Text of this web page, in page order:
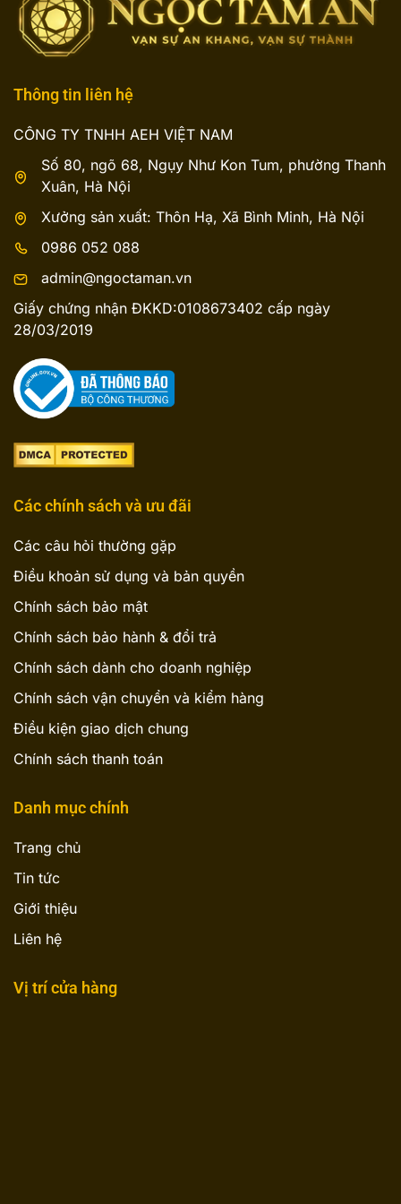
Thông tin liên hệ
CÔNG TY TNHH AEH VIỆT NAM
Số 80, ngõ 68, Ngụy Như Kon Tum, phường Thanh
Xuân, Hà Nội
Xưởng sản xuất: Thôn Hạ, Xã Bình Minh, Hà Nội
0986 052 088
admin@ngoctaman.vn
Giấy chứng nhận ĐKKD:0108673402 cấp ngày
28/03/2019
Các chính sách và ưu đãi
Các câu hỏi thường gặp
Điều khoản sử dụng và bản quyền
Chính sách bảo mật
Chính sách bảo hành & đổi trả
Chính sách dành cho doanh nghiệp
Chính sách vận chuyển và kiểm hàng
Điều kiện giao dịch chung
Chính sách thanh toán
Danh mục chính
Trang chủ
Tin tức
Giới thiệu
Liên hệ
Vị trí cửa hàng